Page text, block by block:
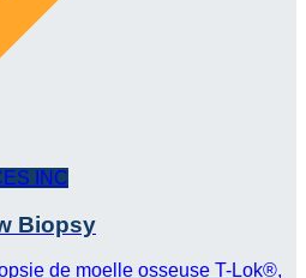
INC
Biopsy
de moelle osseuse T-Lok®,